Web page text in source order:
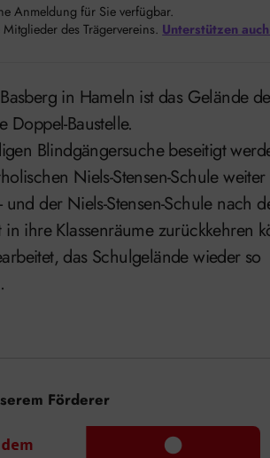
Anmeldung für Sie verfügbar.
des Trägervereins. Unterstützen
Doppel-Baustelle.
Blindgängersuche beseitigt
Niels-Stensen-Schule
der Niels-Stensen-Schule nach
ihre Klassenräume zurückkehren
das Schulgelände wieder so
Förderer